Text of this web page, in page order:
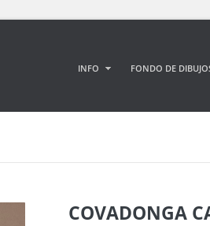
INFO FONDO DE
COVADONGA